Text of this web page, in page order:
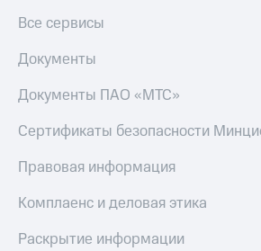
Все сервисы
Документы
Документы ПАО «МТС»
Сертификаты безопасности
Правовая информация
Комплаенс и деловая этика
Раскрытие информации